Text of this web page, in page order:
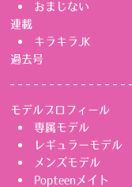
おまじない
連載
キラキラJK
過去号
モデルプロフィール
専属モデル
レギュラーモデル
メンズモデル
Popteenメイト